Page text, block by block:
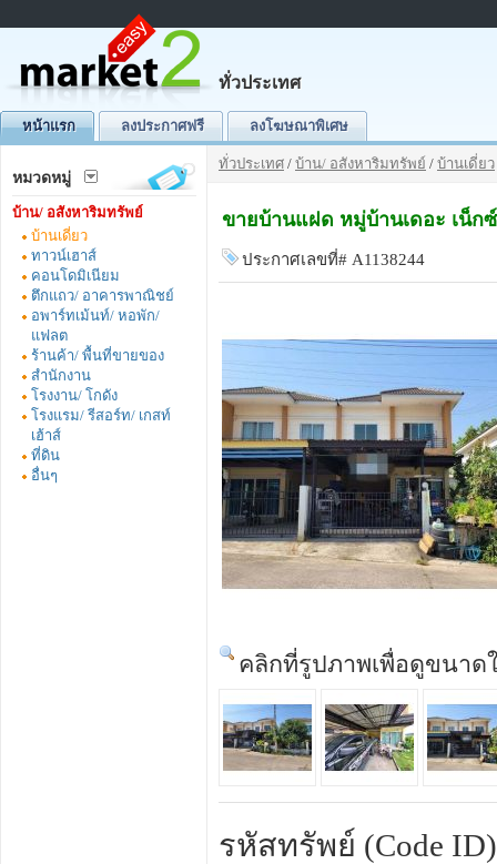
ทั่วประเทศ
หน้าแรก ลงประกาศฟรี ลงโฆษณาพิเศษ
หมวดหมู่
บ้าน/ อสังหาริมทรัพย์
บ้านเดี่ยว
ทาวน์เฮาส์
คอนโดมิเนียม
ตึกแถว/ อาคารพาณิชย์
อพาร์ทเม้นท์/ หอพัก/
แฟลต
ร้านค้า/ พื้นที่ขายของ
สำนักงาน
โรงงาน/ โกดัง
โรงแรม/ รีสอร์ท/ เกสท์
เฮ้าส์
ที่ดิน
อื่นๆ
ทั่วประเทศ / บ้าน/ อสังหาริมทรัพย์ / บ้านเดี่ยว
ขายบ้านแฝด หมู่บ้านเดอะ เน็ก
ประกาศเลขที่# A1138244
คลิกที่รูปภาพเพื่อดูขนาด
รหัสทรัพย์ (Code